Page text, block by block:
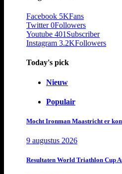
Facebook 5KFans
Twitter 0Followers
Youtube 401 Subscriber
Instagram 3.2KFollowers
Today's pick
Nieuw
Populair
Mocht Ironman Maastricht er
9 augustus 2026
Resultaten World Triathlon Cup